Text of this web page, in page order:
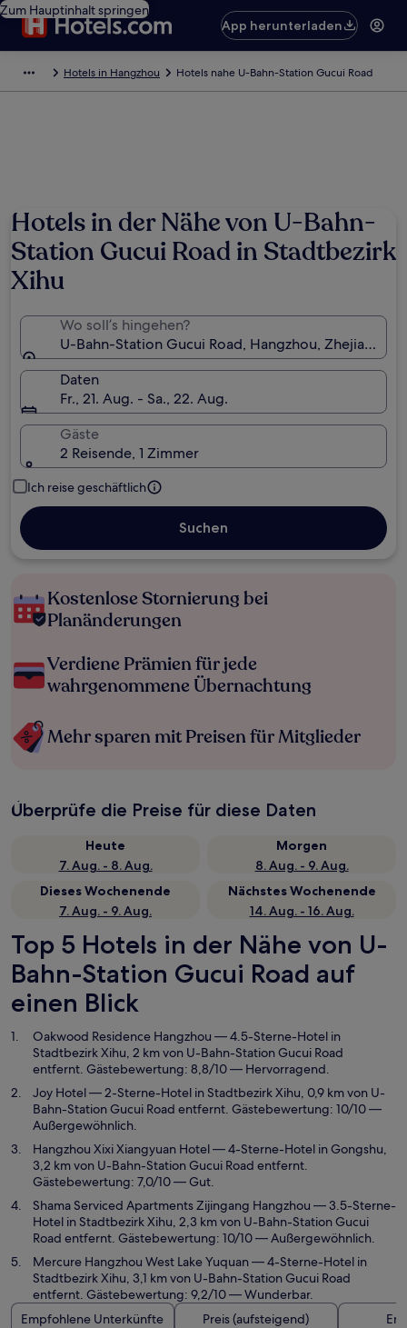
Zum Hauptinhalt springen
App herunterladen
Hotels in Hangzhou Hotels nahe U-Bahn-Station Gucui Road
Hotels in der Nähe von U-Bahn-
Station Gucui Road in Stadtbezirk
Xihu
Wo soll’s hingehen?
U-Bahn-Station Gucui Road, Hangzhou, Zhejiang,
Daten
Fr., 21. Aug. - Sa., 22. Aug.
Gäste
2 Reisende, 1 Zimmer
Ich reise geschäftlich
Suchen
Kostenlose Stornierung bei
Planänderungen
Verdiene Prämien für jede
wahrgenommene Übernachtung
Mehr sparen mit Preisen für Mitglieder
Überprüfe die Preise für diese Daten
Heute
7. Aug. - 8. Aug.
Morgen
8. Aug. - 9. Aug.
Dieses Wochenende
7. Aug. - 9. Aug.
Nächstes Wochenende
14. Aug. - 16. Aug.
Top 5 Hotels in der Nähe von U-
Bahn-Station Gucui Road auf
einen Blick
Oakwood Residence Hangzhou — 4.5-Sterne-Hotel in
Stadtbezirk Xihu, 2 km von U-Bahn-Station Gucui Road
entfernt. Gästebewertung: 8,8/10 — Hervorragend.
Joy Hotel— 2-Sterne-Hotel in Stadtbezirk Xihu, 0,9 km von U-
Bahn-Station Gucui Road entfernt. Gästebewertung: 10/10 —
Außergewöhnlich.
Hangzhou Xixi Xiangyuan Hotel— 4-Sterne-Hotel in Gongshu,
3,2 km von U-Bahn-Station Gucui Road entfernt.
Gästebewertung: 7,0/10 — Gut.
Shama Serviced Apartments Zijingang Hangzhou — 3.5-Sterne-
Hotel in Stadtbezirk Xihu, 2,3 km von U-Bahn-Station Gucui
Road entfernt. Gästebewertung: 10/10 — Außergewöhnlich.
Mercure Hangzhou West Lake Yuquan— 4-Sterne-Hotel in
Stadtbezirk Xihu, 3,1 km von U-Bahn-Station Gucui Road
entfernt. Gästebewertung: 9,2/10 — Wunderbar.
Empfohlene Unterkünfte
Preis (aufsteigend)